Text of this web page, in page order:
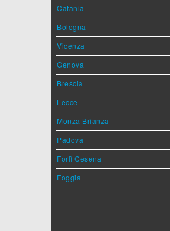
Catania
Bologna
Vicenza
Genova
Brescia
Lecce
Monza Brianza
Padova
Forlì Cesena
Foggia